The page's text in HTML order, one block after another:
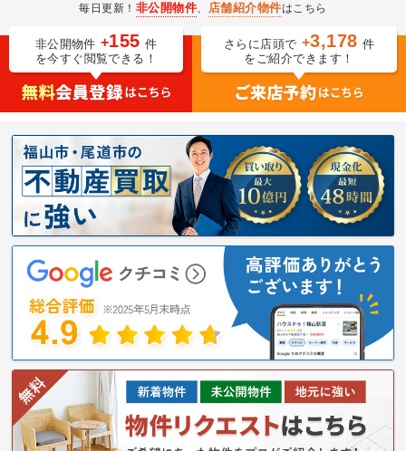
毎日更新！ 非公開物件、 店舗紹介物件はこちら
非公開物件 +155 件
を今すぐ閲覧できる！
さらに店頭で +3,178 件
をご紹介できます！